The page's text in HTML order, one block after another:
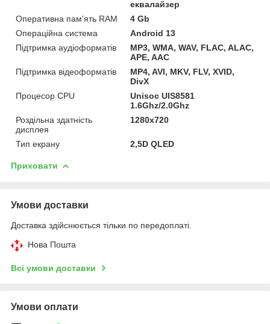
еквалайзер
Оперативна пам'ять RAM
4 Gb
Операційна система
Android 13
Підтримка аудіоформатів
MP3, WMA, WAV, FLAC, ALAC,
APE, AAC
Підтримка відеоформатів
MP4, AVI, MKV, FLV, XVID,
DivX
Процесор CPU
Unisoc UIS8581
1.6Ghz/2.0Ghz
Роздільна здатність
дисплея
1280x720
Тип екрану 2,5D QLED
Приховати
Умови доставки
Доставка здійснюється тільки по передоплаті.
Нова Пошта
Всі умови доставки
Умови оплати